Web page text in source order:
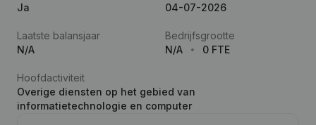
Ja
04-07-2026
Laatste balansjaar
N/A
Bedrijfsgrootte
N/A
0 FTE
Hoofdactiviteit
Overige diensten op het gebied van
informatietechnologie en computer